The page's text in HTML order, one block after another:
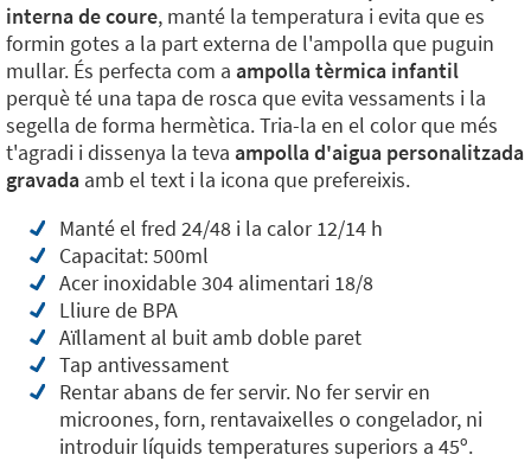
interna de coure, manté la temperatura i evita que es
formin gotes a la part externa de l'ampolla que puguin
mullar. És perfecta com a ampolla tèrmica infantil
perquè té una tapa de rosca que evita vessaments i la
segella de forma hermètica. Tria-la en el color que més
t'agradi i dissenya la teva ampolla d'aigua personalitzada
gravada amb el text i la icona que prefereixis.
Manté el fred 24/48 i la calor 12/14 h
Capacitat: 500ml
Acer inoxidable 304 alimentari 18/8
Lliure de BPA
Aïllament al buit amb doble paret
Tap antivessament
Rentar abans de fer servir. No fer servir en
microones, forn, rentavaixelles o congelador, ni
introduir líquids temperatures superiors a 45º.